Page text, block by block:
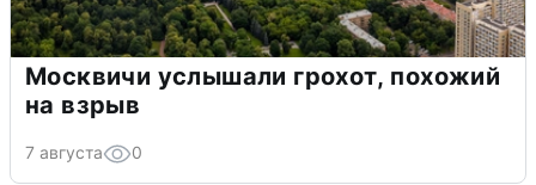
Москвичи услышали грохот, похожий
на взрыв
7 августа 0